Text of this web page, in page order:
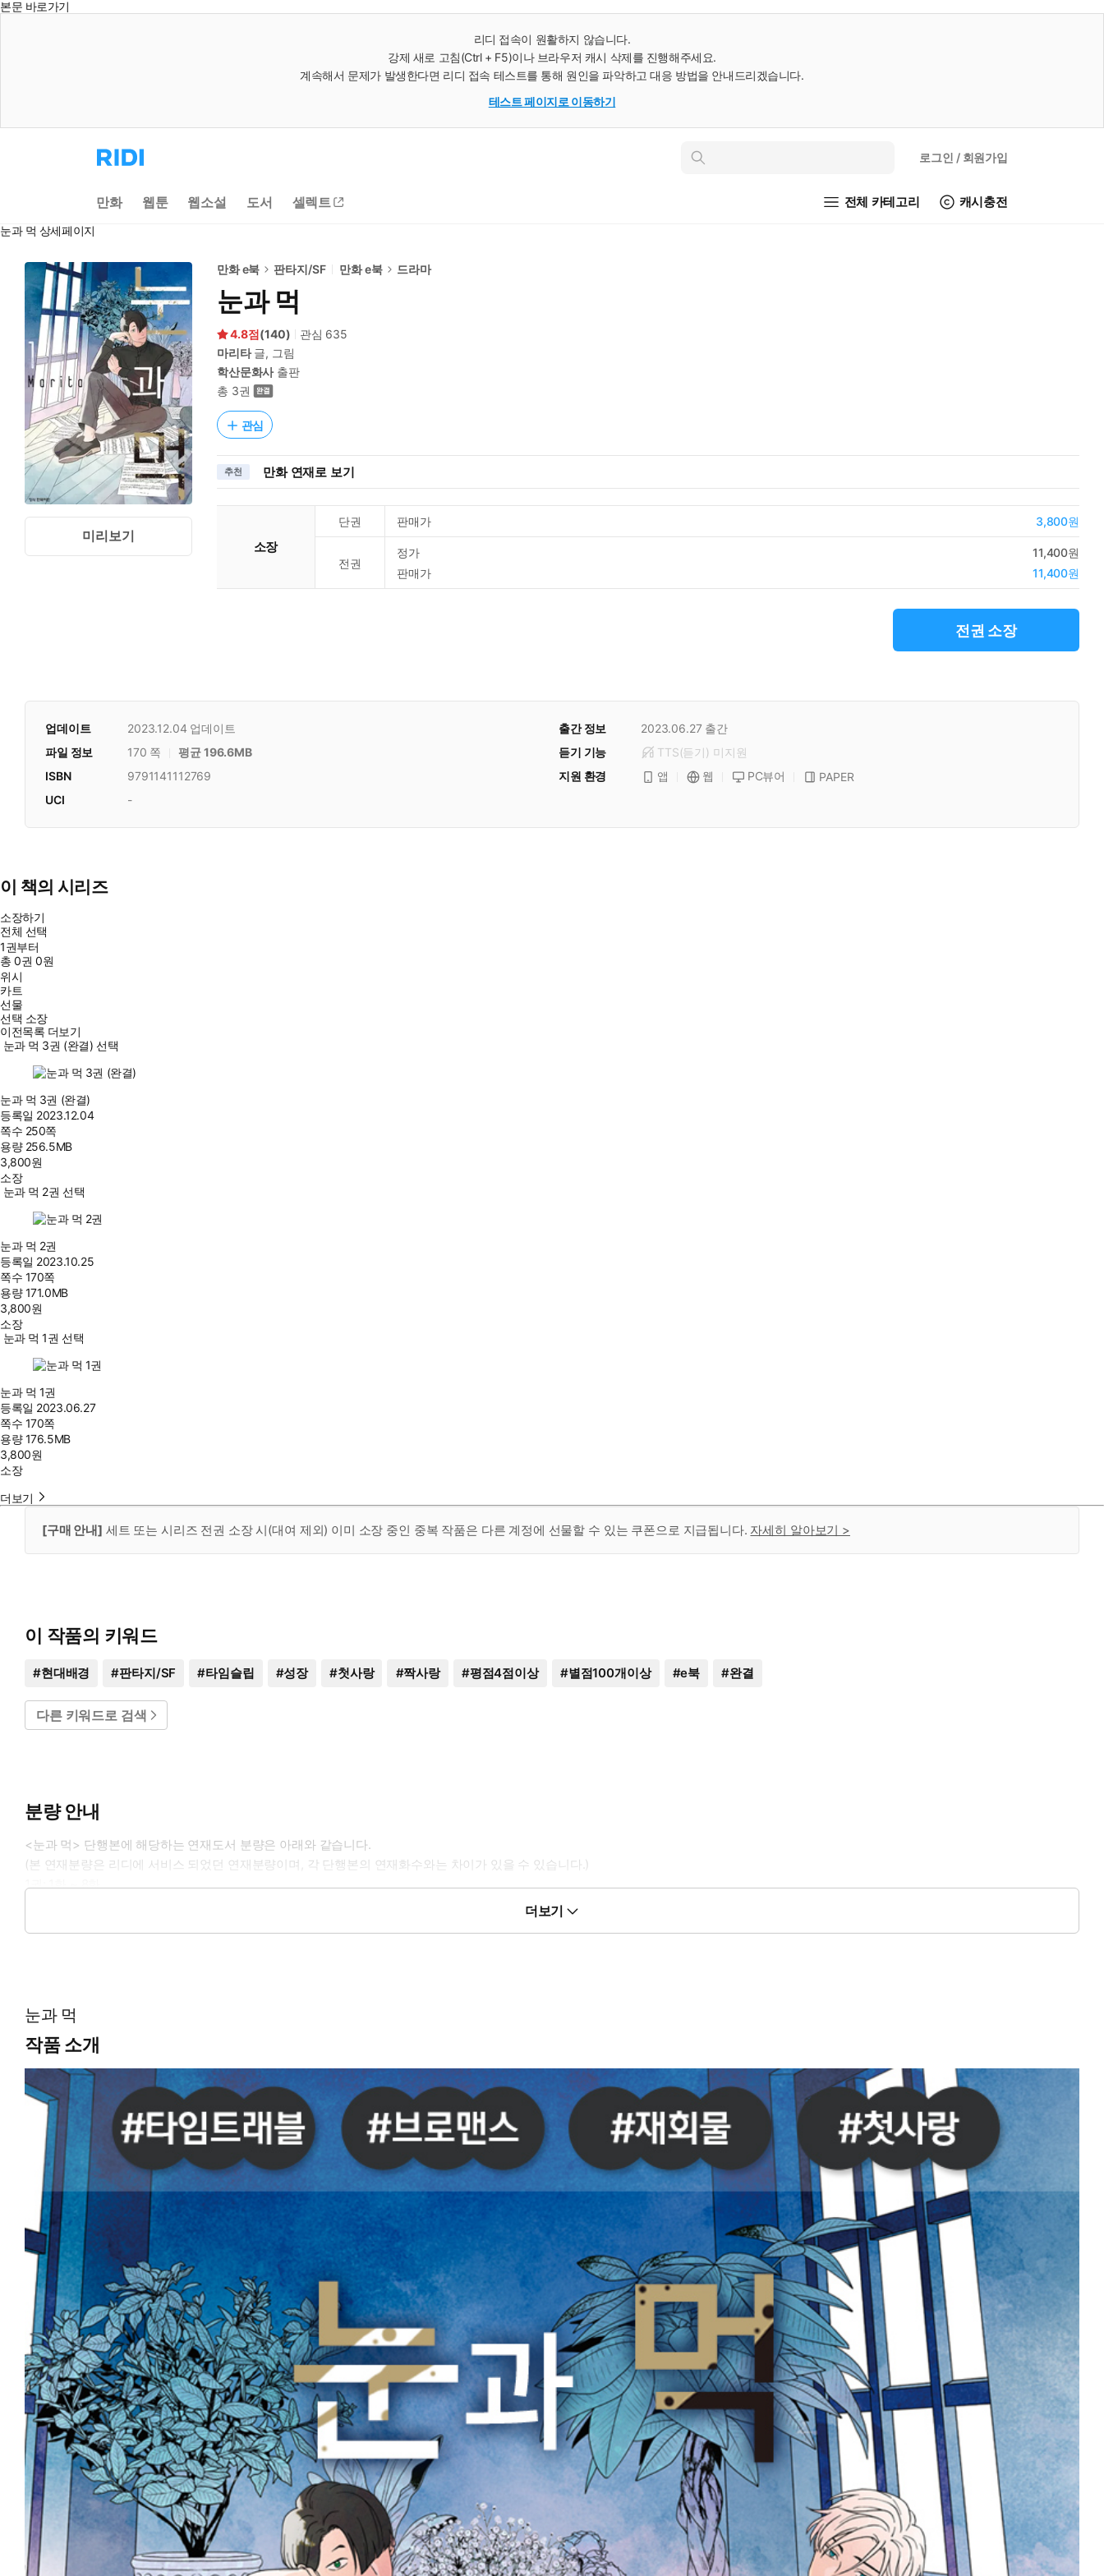
본문 바로가기
리디 접속이 원활하지 않습니다.
강제 새로 고침(Ctrl + F5)이나 브라우저 캐시 삭제를 진행해주세요.
계속해서 문제가 발생한다면 리디 접속 테스트를 통해 원인을 파악하고 대응 방법을 안내드리겠습니다.
테스트 페이지로 이동하기
리
디
으
로
인
로그인 / 회원가입
만화 웹툰 웹소설 도서 셀렉트 전체 카테고리 캐시충전
눈과 먹 상세페이지
미리보기
만화 e북 판타지/SF 만화 e북 드라마
눈과 먹
4.8 (140) 관심 635
마리타글, 그림
학산문화사출판
총 3권
관심
추천 만화 연재로 보기
소장
단권 판매가 3,800원
전권
정가
11,400원
판매가
11,400원
전권 소장
업데이트 2023.12.04 업데이트 출간 정보 2023.06.27 출간
듣기 기능
TTS(듣기) 미지원
파일 정보 170 쪽
평균 196.6MB
지원 환경
앱 웹 PC뷰어 PAPER
ISBN
9791141112769
UCI
-
이 책의 시리즈
소장하기
전체 선택
1권부터
총0권 0원
위시
카트
선물
선택 소장
이전목록 더보기
눈과 먹 3권 (완결) 선택
눈과 먹 3권 (완결)
등록일 2023.12.04
쪽수 250쪽
용량 256.5MB
3,800원
소장
눈과 먹 2권 선택
눈과 먹 2권
등록일 2023.10.25
쪽수 170쪽
용량171.0MB
3,800원
소장
눈과 먹 1권 선택
눈과 먹 1권
등록일 2023.06.27
쪽수 170쪽
용량176.5MB
3,800원
소장
더보기
[구매 안내] 세트 또는 시리즈 전권 소장 시(대여 제외) 이미 소장 중인 중복 작품은 다른 계정에 선물할 수 있는 쿠폰으로 지급됩니다. 자세히 알아보기 >
이 작품의 키워드
#현대배경 #판타지/SF #타임슬립 #성장 #첫사랑 #짝사랑 #평점4점이상 #별점100개이상 #e북 #완결
다른 키워드로 검색
분량 안내
<눈과 먹> 단행본에 해당하는 연재도서 분량은 아래와 같습니다.
(본 연재분량은 리디에 서비스 되었던 연재분량이며, 각 단행본의 연재화수와는 차이가 있을 수 있습니다.)
1권: 1화 ~ 8화
더보기
눈과 먹
작품 소개